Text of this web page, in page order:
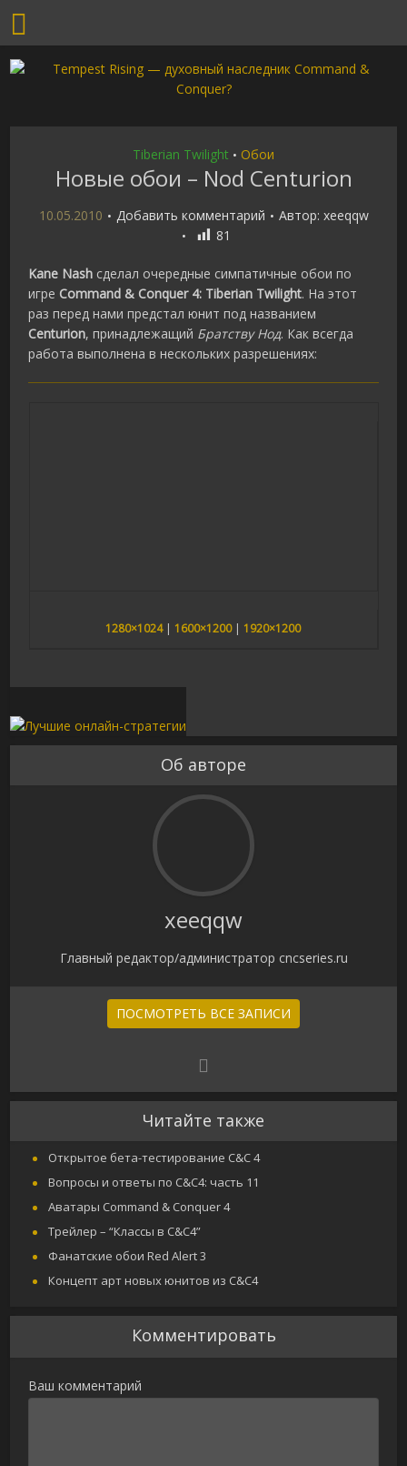
Tiberian Twilight • Обои
Новые обои – Nod Centurion
10.05.2010 Добавить комментарий Автор: xeeqqw
81
Kane Nash сделал очередные симпатичные обои по
игре Command & Conquer 4: Tiberian Twilight. На этот
раз перед нами предстал юнит под названием
Centurion, принадлежащий Братству Нод. Как всегда
работа выполнена в нескольких разрешениях:
1280×1024| 1600×1200| 1920×1200
Об авторе
xeeqqw
Главный редактор/администратор cncseries.ru
ПОСМОТРЕТЬ ВСЕ ЗАПИСИ
Читайте также
Открытое бета-тестирование C&C 4
Вопросы и ответы по C&C4: часть 11
Аватары Command & Conquer 4
Трейлер – “Классы в C&C4”
Фанатские обои Red Alert 3
Концепт арт новых юнитов из C&C4
Комментировать
Ваш комментарий